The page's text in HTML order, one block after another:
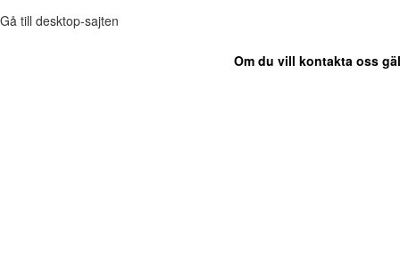
Gå till desktop-sajten
Om du vill kontakta oss